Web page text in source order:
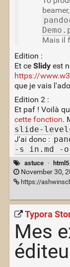
Mais il
Edition :
Et ce Slidyest
https://
que je vais
Edition 2 :
Et paf ! Voilà
cette fonction.
slide-
J'ai donc :
-s in.md -
astuce · html5
November 30,
https://
Typora
Mes